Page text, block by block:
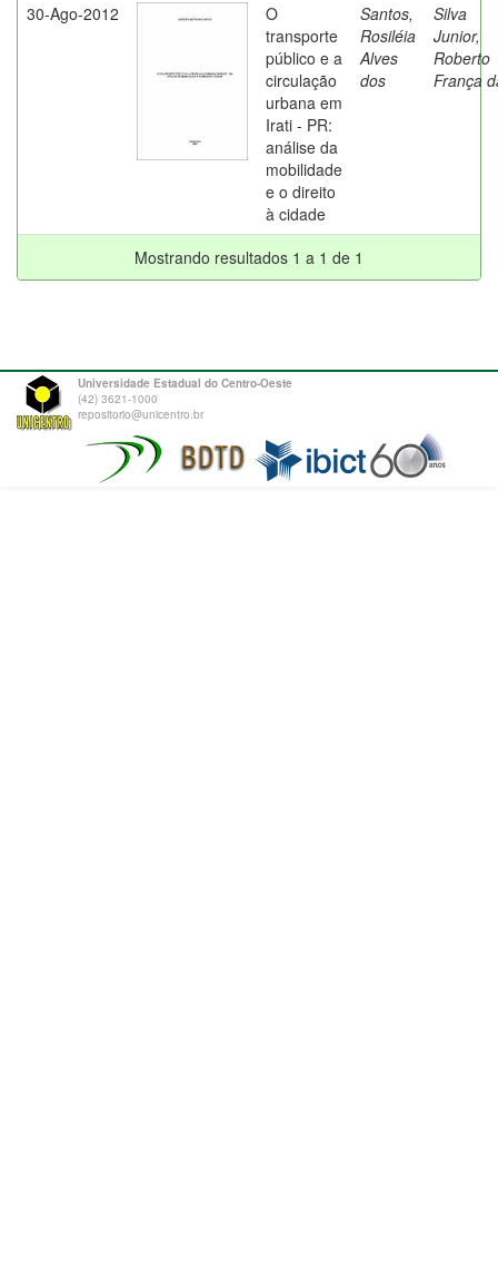
30-Ago-2012
O
transporte
público e a
circulação
urbana em
Irati - PR:
análise da
mobilidade
e o direito
à cidade
Santos,
Rosiléia
Alves
dos
Silva
Junior,
Roberto
França
Mostrando resultados 1 a 1 de 1
Universidade Estadual do Centro-Oeste
(42) 3621-1000
repositorio@unicentro.br